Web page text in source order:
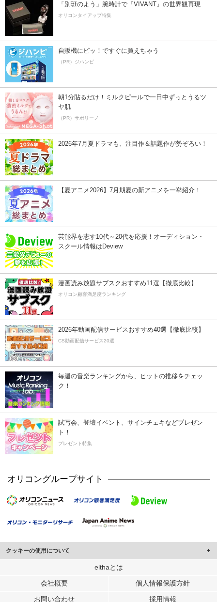
「別班のよう」腕時計で『VIVANT』の世界観再現
オリコンタイアップ特集
自販機にピッ！ですぐに買えちゃう
（PR）ジハンピ
朝1分貼るだけ！ミルクピールで一日中ずっとうるツ
ヤ肌
（PR）サボリーノ
2026年7月夏ドラマも、注目作＆話題作が勢ぞろい！
【夏アニメ2026】7月期夏の新アニメを一挙紹介！
芸能界を志す10代～20代を応援！オーディション・
スクール情報はDeview
漫画読み放題サブスクおすすめ11選【徹底比較】
オリコン顧客満足度ランキング
2026年動画配信サービスおすすめ40選【徹底比較】
CS動画配信サービス20選
毎週の音楽ランキングから、ヒットの推移をチェッ
ク！
試写会、登壇イベント、サインチェキなどプレゼン
ト！
プレゼント特集
オリコングループサイト
クッキーの使用について
このサイトでは Cookie を使用して、ユーザーに合わせたコンテンツや広告の
行っています。
メディアや広告配信、データ解析の各パートナーに提供しています。
elthaとは
会社概要 個人情報保護方針
お問い合わせ 採用情報